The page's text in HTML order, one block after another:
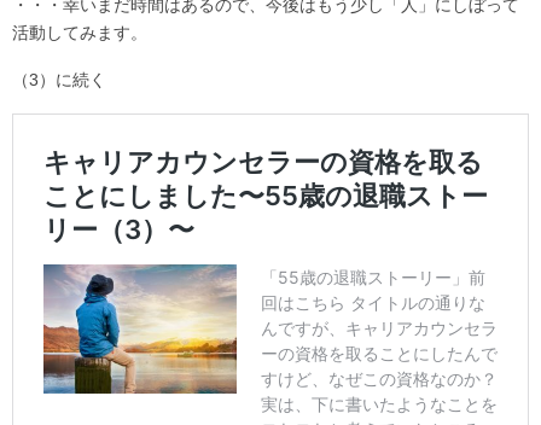
・・・幸いまだ時間はあるので、今後はもう少し「人」にしぼって
活動してみます。
（3）に続く